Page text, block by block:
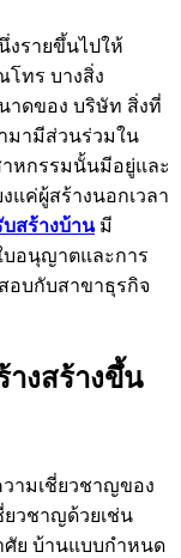
งรายขึ้นไปให้
โทร บางสิ่ง
าดของ บริษัท สิ่งที่
มามีส่วนร่วมใน
หกรรมนั้นมีอยู่และ
แค่ผู้สร้างนอกเวลา
สร้างบ้านมี
อนุญาตและการ
อบกับสาขาธุรกิจ
างสร้างขึ้น
ามเชี่ยวชาญของ
วชาญด้วยเช่น
ศัย บ้านแบบกำหนด